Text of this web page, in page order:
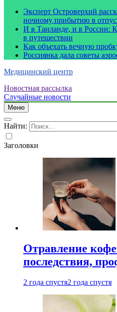
Эксперт Островерхий
ночному прибытию в
И в Таиланде, и в России:
в путешествии
Как объехать вечную
Россиянка дала советы
Медицинский центр
Новостная рассылка
Случайные новости
Меню
Найти:
Заголовки
Отравление
последствия,
2 года спустя2 года спустя